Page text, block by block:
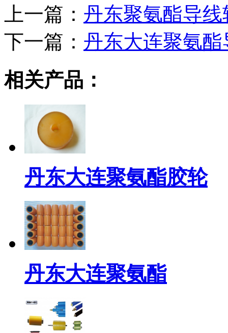
上一篇： 丹东聚氨酯导线
下一篇： 丹东大连聚氨
相关产品：
丹东大连聚氨酯胶轮
丹东大连聚氨酯